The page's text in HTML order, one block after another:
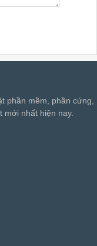
phần mềm, phần cứng,
mới nhất hiện nay.